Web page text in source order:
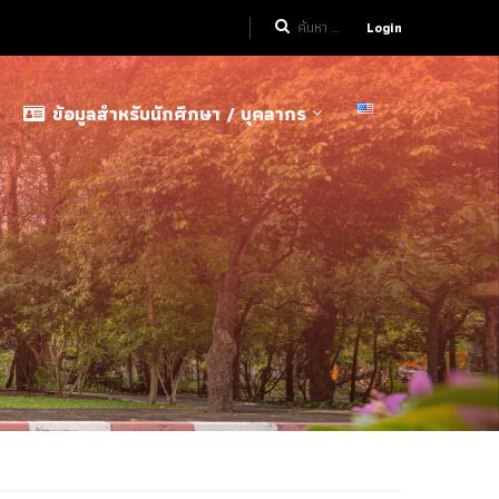
Login
ข้อมูลสำหรับนักศึกษา / บุคลากร